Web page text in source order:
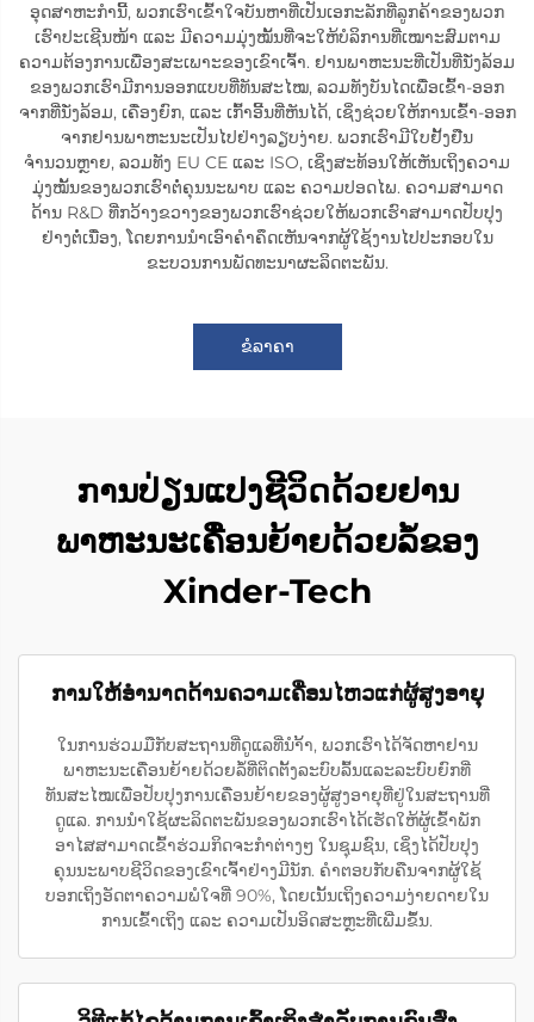
ອຸດສາຫະກຳນີ້, ພວກເຮົາເຂົ້າໃຈບັນຫາທີ່ເປັນເອກະລັກທີ່ລູກຄ້າຂອງພວກ
ເຮົາປະເຊີນໜ້າ ແລະ ມີຄວາມມຸ່ງໝັ້ນທີ່ຈະໃຫ້ບໍລິການທີ່ເໝາະສົມຕາມ
ຄວາມຕ້ອງການເພື່ອງສະເພາະຂອງເຂົາເຈົ້າ. ຢານພາຫະນະທີ່ເປັນທີ່ນັ່ງລ້ອມ
ຂອງພວກເຮົາມີການອອກແບບທີ່ທັນສະໄໝ, ລວມທັງບັນໄດເພື່ອເຂົ້າ-ອອກ
ຈາກທີ່ນັ່ງລ້ອມ, ເຄື່ອງຍົກ, ແລະ ເກົ້າອີ້ນທີ່ຫັນໄດ້, ເຊິ່ງຊ່ວຍໃຫ້ການເຂົ້າ-ອອກ
ຈາກຢານພາຫະນະເປັນໄປຢ່າງລຽບງ່າຍ. ພວກເຮົາມີໃບຢັ້ງຢືນ
ຈຳນວນຫຼາຍ, ລວມທັງ EU CE ແລະ ISO, ເຊິ່ງສະທ້ອນໃຫ້ເຫັນເຖິງຄວາມ
ມຸ່ງໝັ້ນຂອງພວກເຮົາຕໍ່ຄຸນນະພາບ ແລະ ຄວາມປອດໄພ. ຄວາມສາມາດ
ດ້ານ R&D ທີ່ກວ້າງຂວາງຂອງພວກເຮົາຊ່ວຍໃຫ້ພວກເຮົາສາມາດປັບປຸງ
ຢ່າງຕໍ່ເນື່ອງ, ໂດຍການນຳເອົາຄຳຄຶດເຫັນຈາກຜູ້ໃຊ້ງານໄປປະກອບໃນ
ຂະບວນການພັດທະນາຜະລິດຕະພັນ.
ຂໍລາຄາ
ການປ່ຽນແປງຊີວິດດ້ວຍຢານ
ພາຫະນະເຄື່ອນຍ້າຍດ້ວຍລໍ້ຂອງ
Xinder-Tech
ການໃຫ້ອຳນາດດ້ານຄວາມເຄື່ອນໄຫວແກ່ຜູ້ສູງອາຍຸ
ໃນການຮ່ວມມືກັບສະຖານທີ່ດູແລທີ່ນຳ້້າ, ພວກເຮົາໄດ້ຈັດຫາຢານ
ພາຫະນະເຄື່ອນຍ້າຍດ້ວຍລໍ້ທີ່ຕິດຕັ້ງລະບົບລົ້ນແລະລະບົບຍົກທີ່
ທັນສະໄໝເພື່ອປັບປຸງການເຄື່ອນຍ້າຍຂອງຜູ້ສູງອາຍຸທີ່ຢູ່ໃນສະຖານທີ່
ດູແລ. ການນຳໃຊ້ຜະລິດຕະພັນຂອງພວກເຮົາໄດ້ເຮັດໃຫ້ຜູ້ເຂົ້າພັກ
ອາໄສສາມາດເຂົ້າຮ່ວມກິດຈະກຳຕ່າງໆ ໃນຊຸມຊົນ, ເຊິ່ງໄດ້ປັບປຸງ
ຄຸນນະພາບຊີວິດຂອງເຂົາເຈົ້າຢ່າງມີນັກ. ຄຳຕອບກັບຄືນຈາກຜູ້ໃຊ້
ບອກເຖິງອັດຕາຄວາມພໍໃຈທີ່ 90%, ໂດຍເນັ້ນເຖິງຄວາມງ່າຍດາຍໃນ
ການເຂົ້າເຖິງ ແລະ ຄວາມເປັນອິດສະຫຼະທີ່ເພີ່ມຂຶ້ນ.